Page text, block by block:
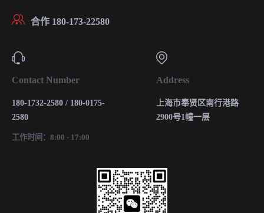
合作 180-173-22580
Contact Number
180-1732-2580 / 180-0175-
2580
工作时间：8:00 - 17:00
Address
上海市奉贤区南行港路
2900号1幢一层